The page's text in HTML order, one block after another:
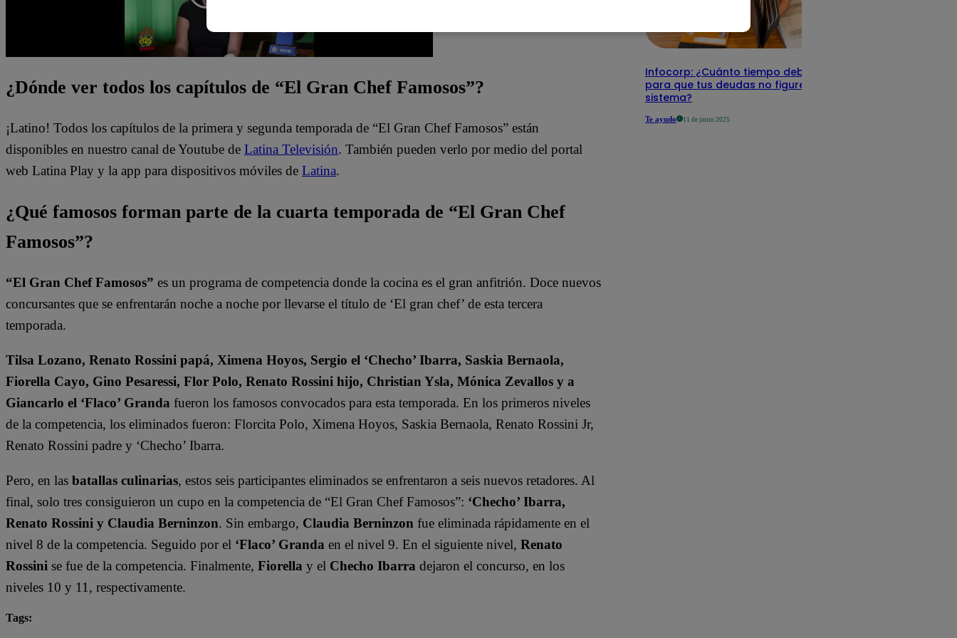
¿Dónde ver todos los capítulos de “El Gran Chef Famosos”?
¡Latino! Todos los capítulos de la primera y segunda temporada de “El Gran Chef Famosos” están
disponibles en nuestro canal de Youtube de Latina Televisión. También pueden verlo por medio del portal
web Latina Play y la app para dispositivos móviles de Latina.
¿Qué famosos forman parte de la cuarta temporada de “El Gran Chef
Famosos”?
“El Gran Chef Famosos” es un programa de competencia donde la cocina es el gran anfitrión. Doce nuevos
concursantes que se enfrentarán noche a noche por llevarse el título de ‘El gran chef’ de esta tercera
temporada.
Tilsa Lozano, Renato Rossini papá, Ximena Hoyos, Sergio el ‘Checho’ Ibarra, Saskia Bernaola,
Fiorella Cayo, Gino Pesaressi, Flor Polo, Renato Rossini hijo, Christian Ysla, Mónica Zevallos y a
Giancarlo el ‘Flaco’ Granda fueron los famosos convocados para esta temporada. En los primeros niveles
de la competencia, los eliminados fueron: Florcita Polo, Ximena Hoyos, Saskia Bernaola, Renato Rossini Jr,
Renato Rossini padre y ‘Checho’ Ibarra.
Pero, en las batallas culinarias, estos seis participantes eliminados se enfrentaron a seis nuevos retadores. Al
final, solo tres consiguieron un cupo en la competencia de “El Gran Chef Famosos”: ‘Checho’ Ibarra,
Renato Rossini y Claudia Berninzon. Sin embargo, Claudia Berninzon fue eliminada rápidamente en el
nivel 8 de la competencia. Seguido por el ‘Flaco’ Granda en el nivel 9. En el siguiente nivel, Renato
Rossini se fue de la competencia. Finalmente, Fiorella y el Checho Ibarra dejaron el concurso, en los
niveles 10 y 11, respectivamente.
Tags:
Infocorp: ¿Cuánto tiempo debe pasar
para que tus deudas no figuren en su
sistema?
Te ayudo 11 de junio 2025